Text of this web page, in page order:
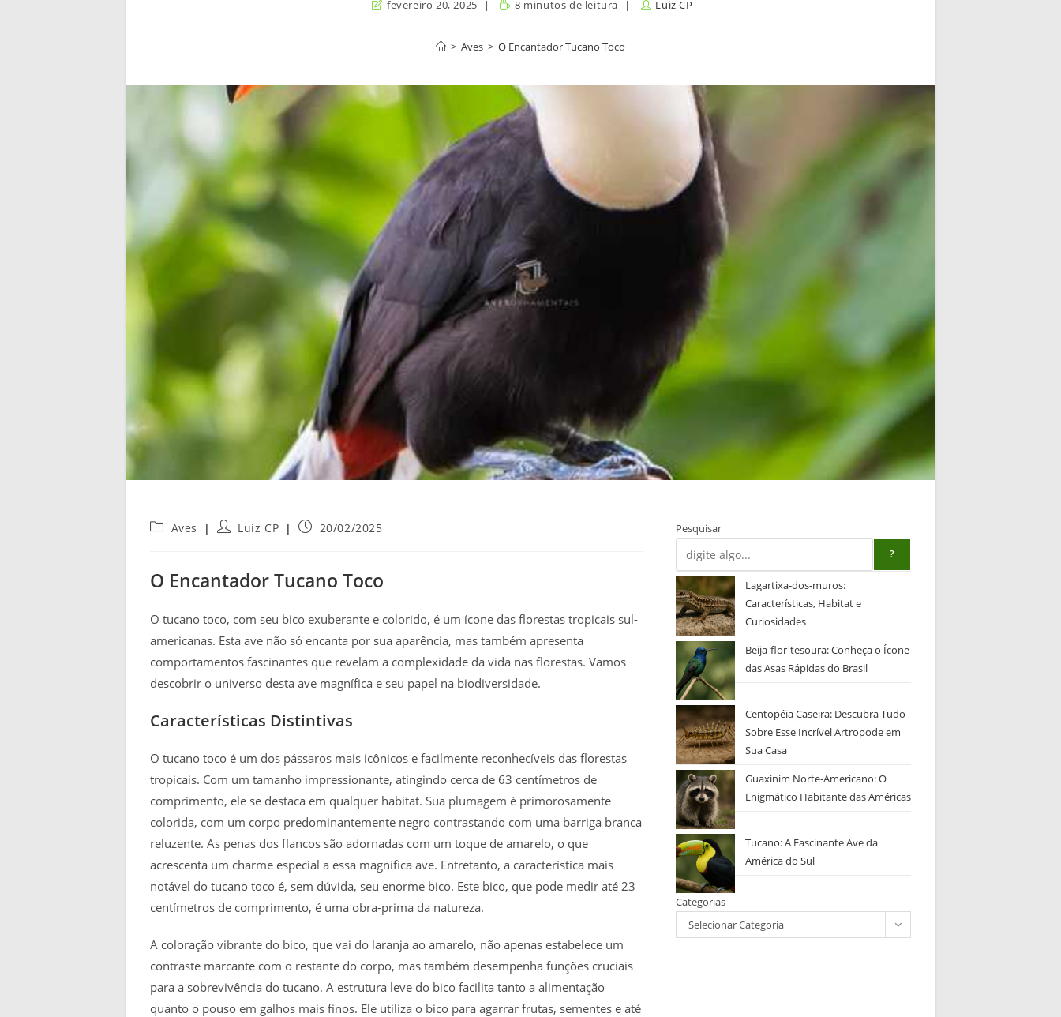
fevereiro 20, 2025 8 minutos de leitura Luiz CP
> Aves > O Encantador Tucano Toco
Categoria
Aves
AutorLuiz CP
Post20/02/2025
O Encantador Tucano Toco
O tucano toco, com seu bico exuberante e colorido, é um ícone das florestas tropicais sul-
americanas. Esta ave não só encanta por sua aparência, mas também apresenta
comportamentos fascinantes que revelam a complexidade da vida nas florestas. Vamos
descobrir o universo desta ave magnífica e seu papel na biodiversidade.
Características Distintivas
O tucano toco é um dos pássaros mais icônicos e facilmente reconhecíveis das florestas
tropicais. Com um tamanho impressionante, atingindo cerca de 63 centímetros de
comprimento, ele se destaca em qualquer habitat. Sua plumagem é primorosamente
colorida, com um corpo predominantemente negro contrastando com uma barriga branca
reluzente. As penas dos flancos são adornadas com um toque de amarelo, o que
acrescenta um charme especial a essa magnífica ave. Entretanto, a característica mais
notável do tucano toco é, sem dúvida, seu enorme bico. Este bico, que pode medir até 23
centímetros de comprimento, é uma obra-prima da natureza.
A coloração vibrante do bico, que vai do laranja ao amarelo, não apenas estabelece um
contraste marcante com o restante do corpo, mas também desempenha funções cruciais
para a sobrevivência do tucano. A estrutura leve do bico facilita tanto a alimentação
quanto o pouso em galhos mais finos. Ele utiliza o bico para agarrar frutas, sementes e até
Pesquisar
?
Lagartixa-dos-muros:
Características, Habitat e
Curiosidades
Beija-flor-tesoura: Conheça o Ícone
das Asas Rápidas do Brasil
Centopéia Caseira: Descubra Tudo
Sobre Esse Incrível Artropode em
Sua Casa
Guaxinim Norte-Americano: O
Enigmático Habitante das Américas
Tucano: A Fascinante Ave da
América do Sul
Categorias
Selecionar Categoria